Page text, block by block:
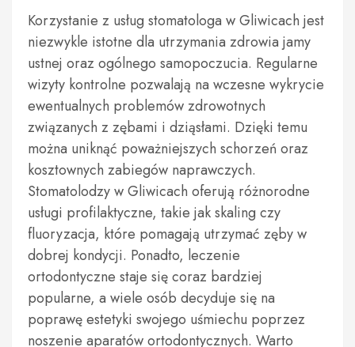
Korzystanie z usług stomatologa w Gliwicach jest
niezwykle istotne dla utrzymania zdrowia jamy
ustnej oraz ogólnego samopoczucia. Regularne
wizyty kontrolne pozwalają na wczesne wykrycie
ewentualnych problemów zdrowotnych
związanych z zębami i dziąsłami. Dzięki temu
można uniknąć poważniejszych schorzeń oraz
kosztownych zabiegów naprawczych.
Stomatolodzy w Gliwicach oferują różnorodne
usługi profilaktyczne, takie jak skaling czy
fluoryzacja, które pomagają utrzymać zęby w
dobrej kondycji. Ponadto, leczenie
ortodontyczne staje się coraz bardziej
popularne, a wiele osób decyduje się na
poprawę estetyki swojego uśmiechu poprzez
noszenie aparatów ortodontycznych. Warto